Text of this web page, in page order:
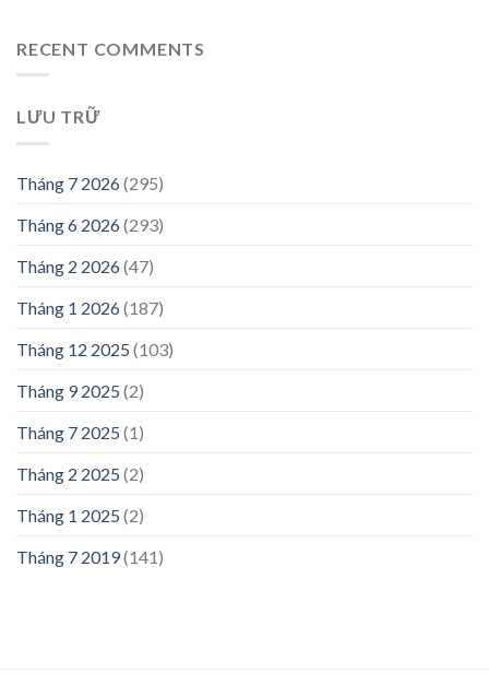
RECENT COMMENTS
LƯU TRỮ
Tháng 7 2026(295)
Tháng 6 2026(293)
Tháng 2 2026(47)
Tháng 1 2026(187)
Tháng 12 2025 (103)
Tháng 9 2025 (2)
Tháng 7 2025 (1)
Tháng 2 2025 (2)
Tháng 1 2025 (2)
Tháng 7 2019(141)